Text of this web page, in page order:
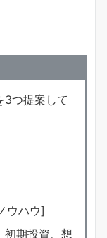
3つ提案して
ウハウ]
初期投資、想